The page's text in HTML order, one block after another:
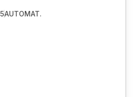
AUTOMAT.